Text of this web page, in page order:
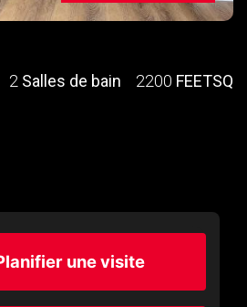
2 Salles de bain 2200 FEETSQ
une visite